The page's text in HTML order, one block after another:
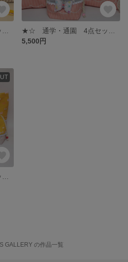
5,500円
GALLERY の作品一覧